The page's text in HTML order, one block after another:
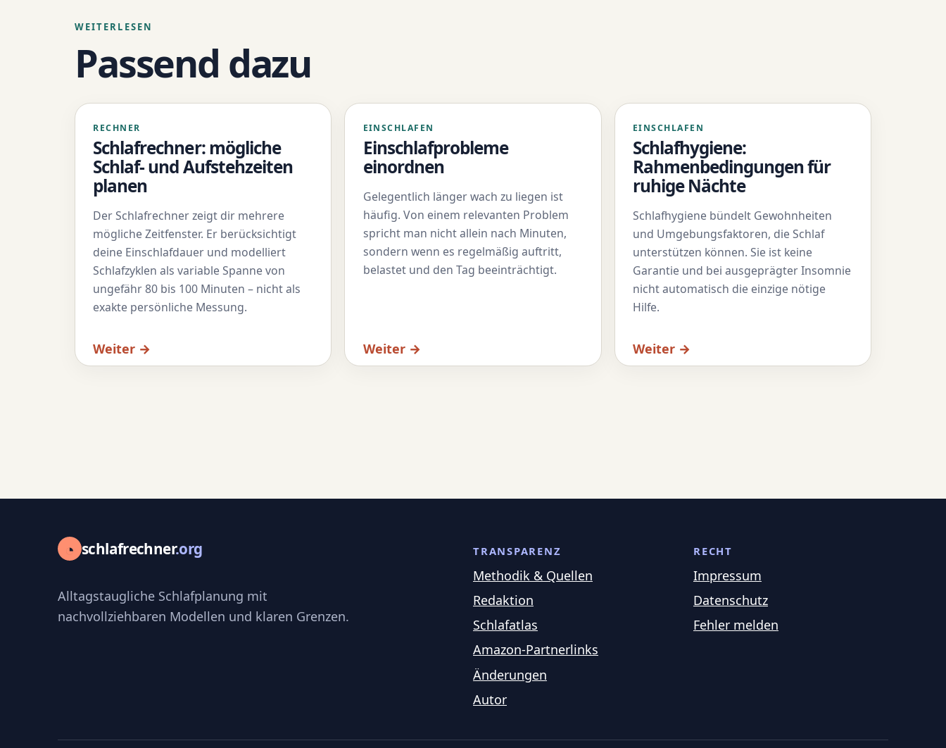
WEITERLESEN
Passend dazu
RECHNER
Schlafrechner: mögliche
Schlaf- und Aufstehzeiten
planen
Der Schlafrechner zeigt dir mehrere
mögliche Zeitfenster. Er berücksichtigt
deine Einschlafdauer und modelliert
Schlafzyklen als variable Spanne von
ungefähr 80 bis 100 Minuten – nicht als
exakte persönliche Messung.
Weiter →
EINSCHLAFEN
Einschlafprobleme
einordnen
Gelegentlich länger wach zu liegen ist
häufig. Von einem relevanten Problem
spricht man nicht allein nach Minuten,
sondern wenn es regelmäßig auftritt,
belastet und den Tag beeinträchtigt.
Weiter →
EINSCHLAFEN
Schlafhygiene:
Rahmenbedingungen für
ruhige Nächte
Schlafhygiene bündelt Gewohnheiten
und Umgebungsfaktoren, die Schlaf
unterstützen können. Sie ist keine
Garantie und bei ausgeprägter Insomnie
nicht automatisch die einzige nötige
Hilfe.
Weiter →
◔ schlafrechner.org
Alltagstaugliche Schlafplanung mit
nachvollziehbaren Modellen und klaren Grenzen.
TRANSPARENZ
Methodik & Quellen
Redaktion
Schlafatlas
Amazon-Partnerlinks
Änderungen
Autor
RECHT
Impressum
Datenschutz
Fehler melden